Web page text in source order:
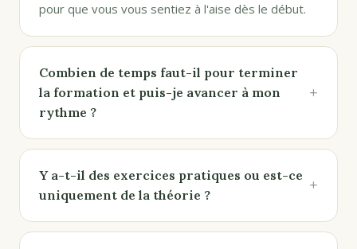
pour que vous vous sentiez à l'aise dès le début.
Combien de temps faut-il pour terminer
la formation et puis-je avancer à mon
rythme ?
+
Y a-t-il des exercices pratiques ou est-ce
uniquement de la théorie ?
+